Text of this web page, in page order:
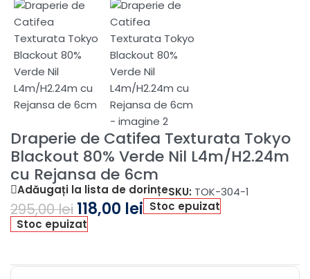
Draperie de Catifea Texturata Tokyo
Blackout 80% Verde Nil L4m/H2.24m
cu Rejansa de 6cm
Adăugați la lista de dorințeSKU: TOK-304-1
295,00lei 118,00 lei Stoc epuizat
Stoc epuizat